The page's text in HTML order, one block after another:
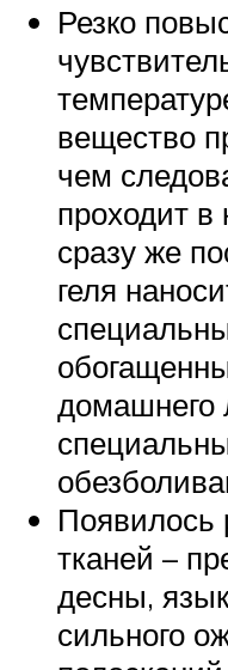
Резко
вещество
чем
проходит в
сразу же
геля
домашнего
Появилось
тканей –
десны,
сильного